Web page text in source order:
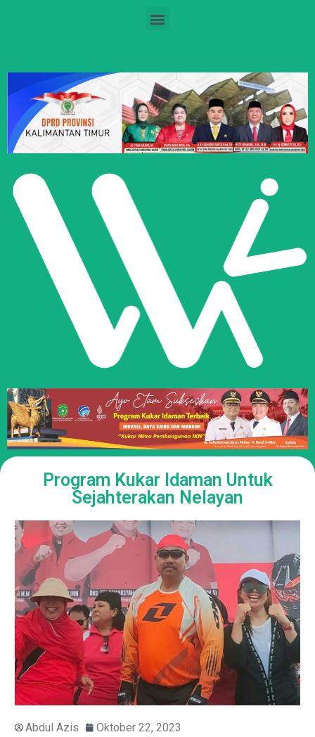
Program Kukar Idaman Untuk
Sejahterakan Nelayan
Abdul Azis Oktober 22, 2023